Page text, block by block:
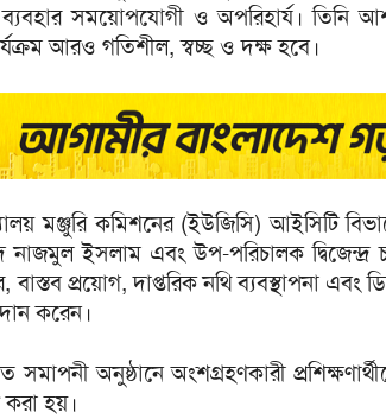
ব্যবহার সময়োপযোগী ও অপরিহার্য। তিনি
আরও গতিশীল, স্বচ্ছ ও দক্ষ হবে।
মঞ্জুরি কমিশনের (ইউজিসি) আইসিটি
ইসলাম এবং উপ-পরিচালক দ্বিজেন্দ্র
প্রয়োগ, দাপ্তরিক নথি ব্যবস্থাপনা এবং
করেন।
সমাপনী অনুষ্ঠানে অংশগ্রহণকারী
করা হয়।